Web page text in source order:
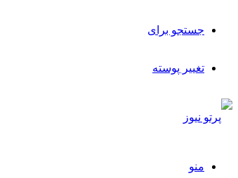
جستجو برای
تغییر پوسته
منو